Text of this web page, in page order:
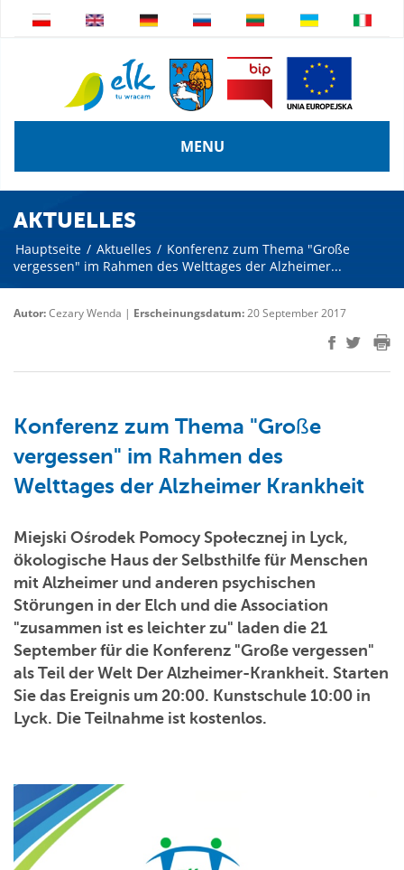
MENU
AKTUELLES
Hauptseite / Aktuelles / Konferenz zum Thema "Große
vergessen" im Rahmen des Welttages der Alzheimer...
Autor:Cezary Wenda | Erscheinungsdatum:20 September 2017
Konferenz zum Thema "Große
vergessen" im Rahmen des
Welttages der Alzheimer Krankheit
Miejski Ośrodek Pomocy Społecznej in Lyck,
ökologische Haus der Selbsthilfe für Menschen
mit Alzheimer und anderen psychischen
Störungen in der Elch und die Association
"zusammen ist es leichter zu" laden die 21
September für die Konferenz "Große vergessen"
als Teil der Welt Der Alzheimer-Krankheit. Starten
Sie das Ereignis um 20:00. Kunstschule 10:00 in
Lyck. Die Teilnahme ist kostenlos.